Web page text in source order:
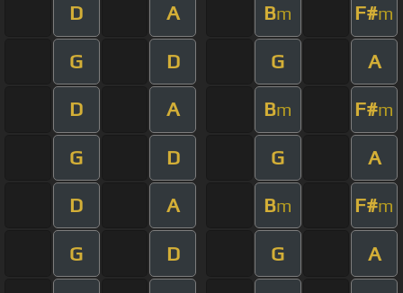
D A Bm F#m
G D G A
D A Bm F#m
G D G A
D A Bm F#m
G D G A